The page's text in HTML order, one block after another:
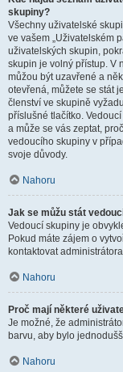
skupiny?
Všechny uživatelské
ve vašem „Uživatelském
uživatelských skupin,
skupin je volný přístup. V
můžou být uzavřené a
otevřená, můžete se stát
členství ve skupině
příslušné tlačítko.
a může se vás zeptat,
vedoucího skupiny v
svoje důvody.
Nahoru
Jak se můžu stát
Vedoucí skupiny je
Pokud máte zájem o
kontaktovat
Nahoru
Proč mají některé
Je možné, že
barvu, aby bylo
Nahoru